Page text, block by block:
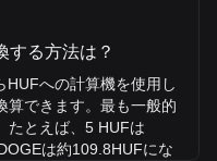
する方法は？
HUFへの計算機を使用し
算できます。最も一般的
たとえば、5 HUFは
は約109.8HUFにな